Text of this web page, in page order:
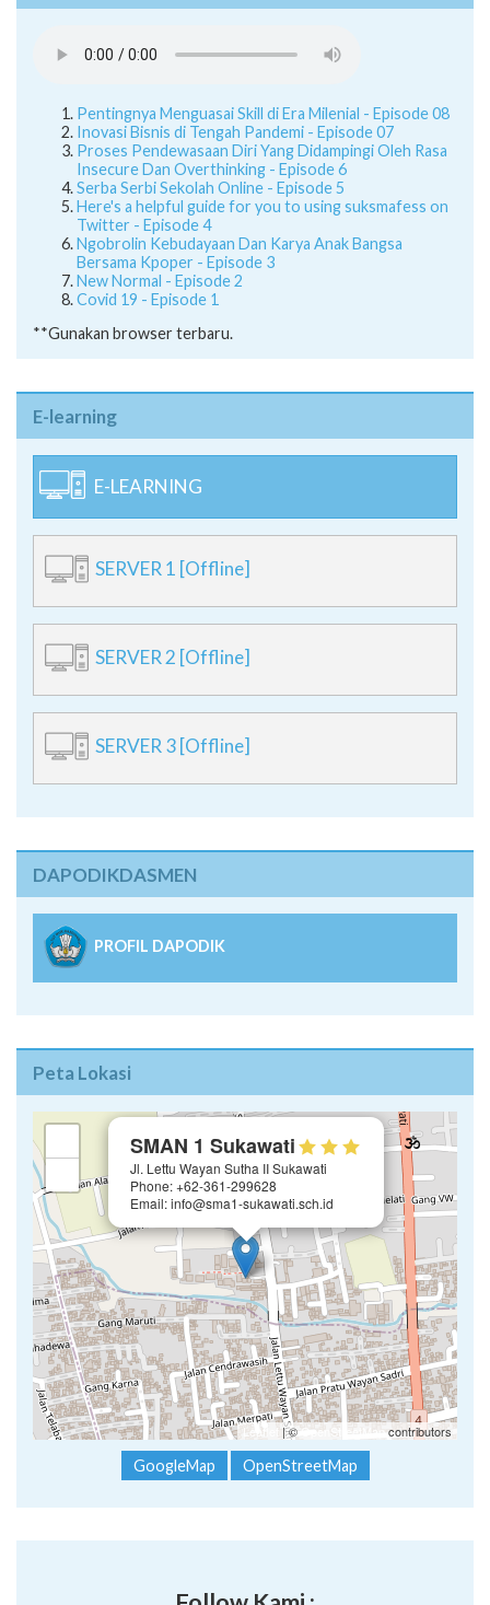
Pentingnya Menguasai Skill di Era Milenial - Episode 08
Inovasi Bisnis di Tengah Pandemi - Episode 07
Proses Pendewasaan Diri Yang Didampingi Oleh Rasa
Insecure Dan Overthinking - Episode 6
Serba Serbi Sekolah Online - Episode 5
Here's a helpful guide for you to using suksmafess on
Twitter - Episode 4
Ngobrolin Kebudayaan Dan Karya Anak Bangsa
Bersama Kpoper - Episode 3
New Normal - Episode 2
Covid 19 - Episode 1
**Gunakan browser terbaru.
E-learning
E-LEARNING
SERVER 1 [Offline]
SERVER 2 [Offline]
SERVER 3 [Offline]
DAPODIKDASMEN
PROFIL DAPODIK
Peta Lokasi
SMAN 1 Sukawati
Jl. Lettu Wayan Sutha II Sukawati
Phone: +62-361-299628
Email: info@sma1-sukawati.sch.id
Leaflet | ©OpenStreetMap contributors
GoogleMap OpenStreetMap